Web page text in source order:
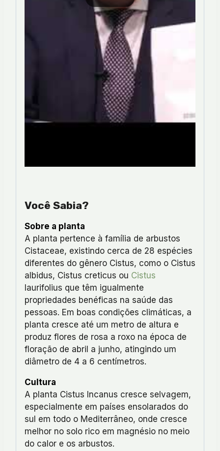
Você Sabia?
Sobre a planta
A planta pertence à família de arbustos
Cistaceae, existindo cerca de 28 espécies
diferentes do gênero Cistus, como o Cistus
albidus, Cistus creticus ou Cistus
laurifolius que têm igualmente
propriedades benéficas na saúde das
pessoas. Em boas condições climáticas, a
planta cresce até um metro de altura e
produz flores de rosa a roxo na época de
floração de abril a junho, atingindo um
diâmetro de 4 a 6 centímetros.
Cultura
A planta Cistus Incanus cresce selvagem,
especialmente em países ensolarados do
sul em todo o Mediterrâneo, onde cresce
melhor no solo rico em magnésio no meio
do calor e os arbustos.